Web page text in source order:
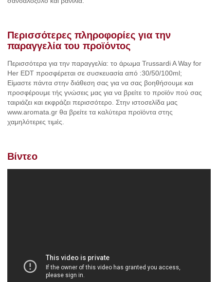
Περισσότερες πληροφορίες για την
παραγγελία του προϊόντος
Περισσότερα για την παραγγελία: το άρωμα Trussardi A Way for
Her ΕDT προσφέρεται σε συσκευασία από :30/50/100ml;
Είμαστε πάντα στην διάθεση σας για να σας βοηθήσουμε και
προσφέρουμε τής γνώσεις μας για να βρείτε το προϊόν πού σας
ταιριάζει και εκφράζει περισσότερο. Στην ιστοσελίδα μας
www.aromata.gr θα βρείτε τα καλύτερα προϊόντα στης
χαμηλότερες τιμές.
Βίντεο